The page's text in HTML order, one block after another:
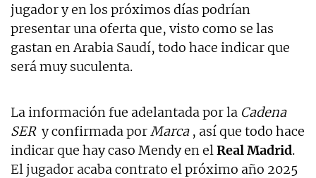
jugador y en los próximos días podrían
presentar una oferta que, visto como se las
gastan en Arabia Saudí, todo hace indicar que
será muy suculenta.
La información fue adelantada por la Cadena
SER y confirmada porMarca , así que todo hace
indicar que hay caso Mendy en elReal Madrid.
El jugador acaba contrato el próximo año 2025